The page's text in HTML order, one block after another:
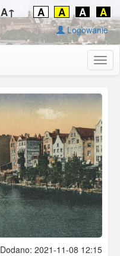
A↑ A A A A
Logowanie
Dodano: 2021-11-08 12:15